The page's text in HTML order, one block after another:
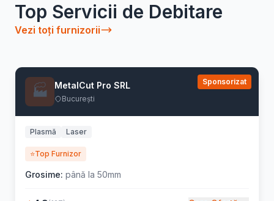
Top Servicii de Debitare
Vezi toți furnizorii
Sponsorizat
🏭 MetalCut Pro SRL
București
Plasmă Laser
⭐Top Furnizor
Grosime: până la 50mm